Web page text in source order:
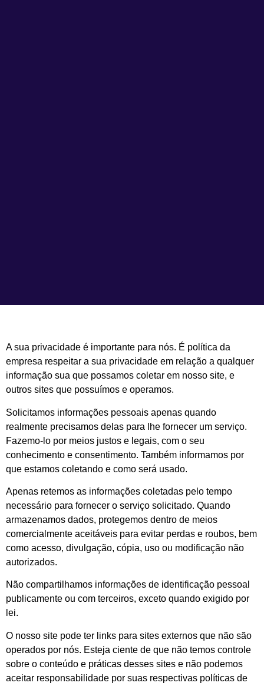
A sua privacidade é importante para nós. É política da
empresa respeitar a sua privacidade em relação a qualquer
informação sua que possamos coletar em nosso site, e
outros sites que possuímos e operamos.
Solicitamos informações pessoais apenas quando
realmente precisamos delas para lhe fornecer um serviço.
Fazemo-lo por meios justos e legais, com o seu
conhecimento e consentimento. Também informamos por
que estamos coletando e como será usado.
Apenas retemos as informações coletadas pelo tempo
necessário para fornecer o serviço solicitado. Quando
armazenamos dados, protegemos dentro de meios
comercialmente aceitáveis para evitar perdas e roubos, bem
como acesso, divulgação, cópia, uso ou modificação não
autorizados.
Não compartilhamos informações de identificação pessoal
publicamente ou com terceiros, exceto quando exigido por
lei.
O nosso site pode ter links para sites externos que não são
operados por nós. Esteja ciente de que não temos controle
sobre o conteúdo e práticas desses sites e não podemos
aceitar responsabilidade por suas respectivas políticas de